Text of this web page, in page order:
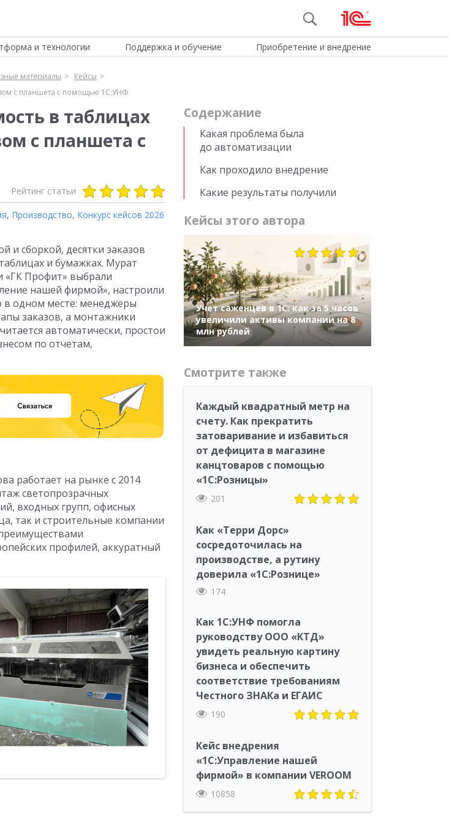
и технологии Поддержка и обучение Приобретение и внедрение
материалы
Кейсы
с планшета с помощью 1С:УНФ
в таблицах
с планшета с
Рейтинг статьи
, Производство, Конкурс кейсов 2026
и сборкой, десятки заказов
и бумажках. Мурат
«ГК Профит» выбрали
нашей фирмой», настроили
в одном месте: менеджеры
заказов, а монтажники
автоматически, простои
по отчетам,
работает на рынке с 2014
светопрозрачных
входных групп, офисных
так и строительные компании
профилей, аккуратный
Cодержание
Какая проблема была
до автоматизации
Как проходило внедрение
Какие результаты получили
Кейсы этого автора
140
Учет саженцев в 1С: как за 5 часов
увеличили активы компании на 8
млн рублей
Смотрите также
Каждый квадратный метр на
счету. Как прекратить
затоваривание и избавиться
от дефицита в магазине
канцтоваров с помощью
«1С:Розницы»
201
Как «Терри Дорс»
сосредоточилась на
производстве, а рутину
доверила «1С:Рознице»
174
Как 1С:УНФ помогла
руководству ООО «КТД»
увидеть реальную картину
бизнеса и обеспечить
соответствие требованиям
Честного ЗНАКа и ЕГАИС
190
Кейс внедрения
«1С:Управление нашей
фирмой» в компании VEROOM
10858